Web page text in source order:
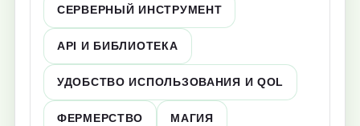
СЕРВЕРНЫЙ ИНСТРУМЕНТ
API И БИБЛИОТЕКА
УДОБСТВО ИСПОЛЬЗОВАНИЯ И QOL
ФЕРМЕРСТВО МАГИЯ